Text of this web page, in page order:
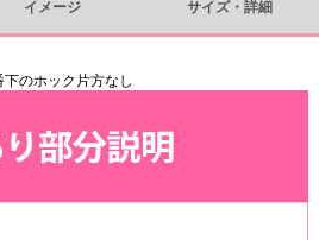
イメージ サイズ・詳細
下のホック片方なし